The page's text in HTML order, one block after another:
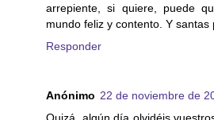
arrepiente, si quiere, puede
mundo feliz y contento. Y santas
Responder
Anónimo 22 de noviembre de